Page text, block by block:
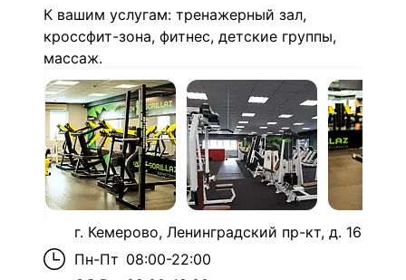
К вашим услугам: тренажерный зал,
кроссфит-зона, фитнес, детские группы,
массаж.
г. Кемерово, Ленинградский пр-кт, д. 16
Пн-Пт 08:00-22:00